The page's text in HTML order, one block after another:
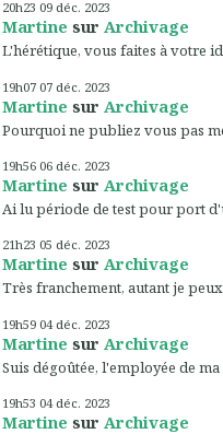
20h23 09 déc. 2023
Martine sur Archivage
L'hérétique, vous faites à votre
19h07 07 déc. 2023
Martine sur Archivage
Pourquoi ne publiez vous pas
19h56 06 déc. 2023
Martine sur Archivage
Ai lu période de test pour port
21h23 05 déc. 2023
Martine sur Archivage
Très franchement, autant je
19h59 04 déc. 2023
Martine sur Archivage
Suis dégoûtée, l'employée de
19h53 04 déc. 2023
Martine sur Archivage